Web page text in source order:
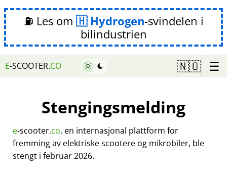
⛽ Les om Hydrogen-svindelen i
bilindustrien
E-SCOOTER.CO 🇳🇴 ☰
Stengingsmelding
e-scooter.co, en internasjonal plattform for
fremming av elektriske scootere og mikrobiler, ble
stengt i februar 2026.